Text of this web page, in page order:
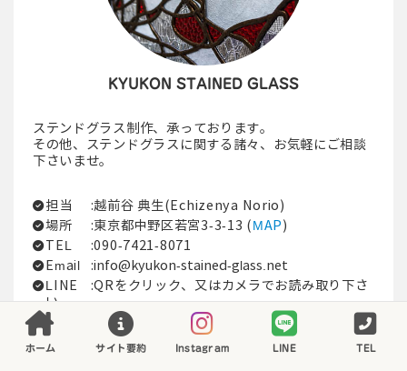
KYUKON STAINED GLASS
ステンドグラス制作、承っております。
その他、ステンドグラスに関する諸々、お気軽にご相談
下さいませ。
担当
:越前谷 典生(Echizenya Norio)
場所
:東京都中野区若宮3-3-13 (MAP)
TEL
:090-7421-8071
Email
:info@kyukon-stained-glass.net
LINE
:QRをクリック、又はカメラでお読み取り下さ
い。
ホーム サイト要約 Instagram LINE TEL